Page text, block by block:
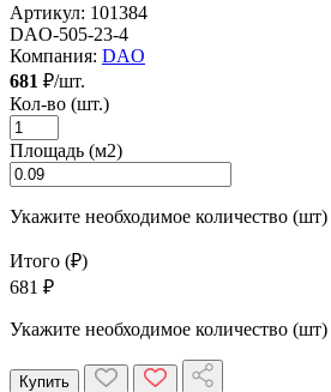
Артикул: 101384
DAO-505-23-4
Компания: DAO
681 ₽/шт.
Кол-во (шт.)
Площадь (м2)
Укажите необходимое количество
Итого (₽)
681 ₽
Укажите необходимое количество
Купить